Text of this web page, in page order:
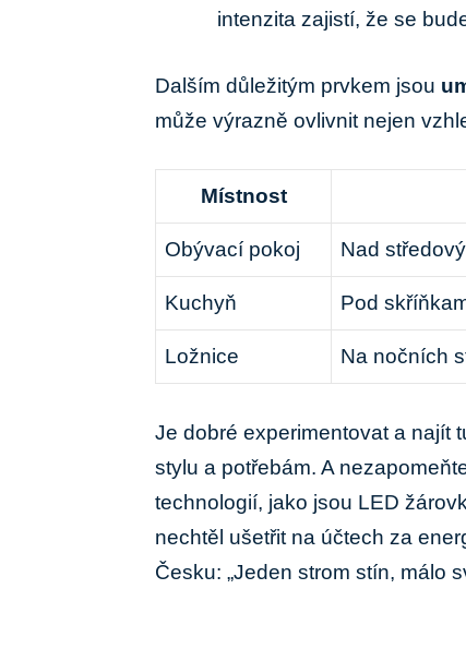
intenzita zajistí, že se
Dalším důležitým prvkem jsou
může výrazně ovlivnit nejen
Místnost
Obývací pokoj Nad
Kuchyň Pod
Ložnice Na nočních
Je dobré experimentovat a najít
stylu a potřebám. A
technologií, jako jsou LED
nechtěl ušetřit na účtech za
Česku: „Jeden strom stín, málo